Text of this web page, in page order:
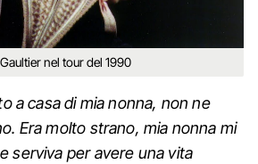
nel tour del 1990
a casa di mia nonna, non ne
Era molto strano, mia nonna mi
serviva per avere una vita